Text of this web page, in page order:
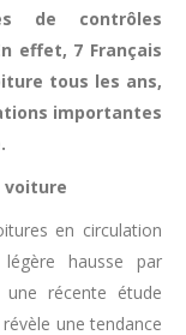
de contrôles
effet, 7 Français
tous les ans,
importantes
voiture
en circulation
hausse par
récente étude
une tendance